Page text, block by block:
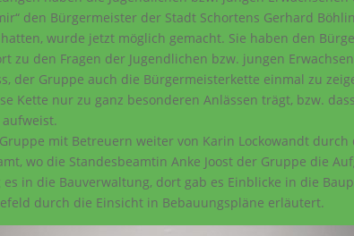
den Bürgermeister der Stadt Schortens Gerhard
wurde jetzt möglich gemacht. Sie haben den
zu den Fragen der Jugendlichen bzw. jungen
der Gruppe auch die Bürgermeisterkette einmal zu
Kette nur zu ganz besonderen Anlässen trägt, bzw.
mit Betreuern weiter von Karin Lockowandt durch
wo die Standesbeamtin Anke Joost der Gruppe die
in die Bauverwaltung, dort gab es Einblicke in die
durch die Einsicht in Bebauungspläne erläutert.